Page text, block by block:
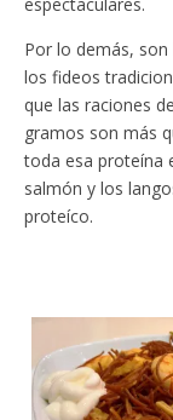
Por lo demás,
los fideos
que las raciones
gramos son más
toda esa proteína
salmón y los
proteíco.